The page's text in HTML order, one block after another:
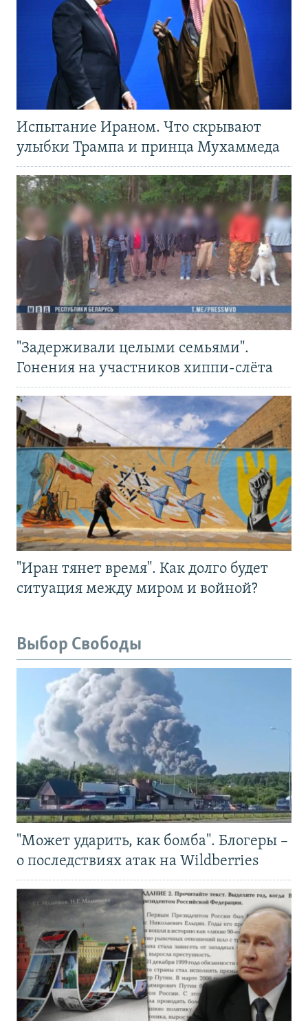
Испытание Ираном. Что скрывают
улыбки Трампа и принца Мухаммеда
"Задерживали целыми семьями".
Гонения на участников хиппи-слёта
"Иран тянет время". Как долго будет
ситуация между миром и войной?
Выбор Свободы
"Может ударить, как бомба". Блогеры –
о последствиях атак на Wildberries